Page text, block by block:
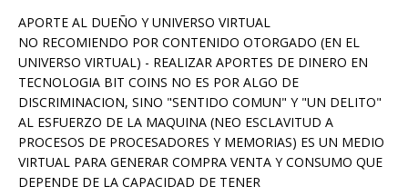
APORTE AL DUEÑO Y UNIVERSO VIRTUAL
NO RECOMIENDO POR CONTENIDO OTORGADO (EN EL
UNIVERSO VIRTUAL) - REALIZAR APORTES DE DINERO EN
TECNOLOGIA BIT COINS NO ES POR ALGO DE
DISCRIMINACION, SINO "SENTIDO COMUN" Y "UN DELITO"
AL ESFUERZO DE LA MAQUINA (NEO ESCLAVITUD A
PROCESOS DE PROCESADORES Y MEMORIAS) ES UN MEDIO
VIRTUAL PARA GENERAR COMPRA VENTA Y CONSUMO QUE
DEPENDE DE LA CAPACIDAD DE TENER